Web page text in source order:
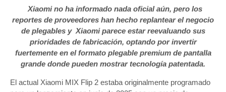
Xiaomi no ha informado nada oficial aún, pero los
reportes de proveedores han hecho replantear el negocio
de plegables y Xiaomi parece estar reevaluando sus
prioridades de fabricación, optando por invertir
fuertemente en el formato plegable premium de pantalla
grande donde pueden mostrar tecnología patentada.
El actual Xiaomi MIX Flip 2 estaba originalmente programado